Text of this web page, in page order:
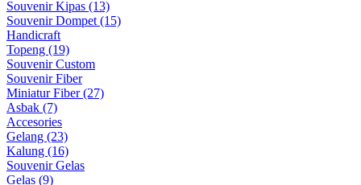
Souvenir Kipas (13)
Souvenir Dompet (15)
Handicraft
Topeng (19)
Souvenir Custom
Souvenir Fiber
Miniatur Fiber (27)
Asbak (7)
Accesories
Gelang (23)
Kalung (16)
Souvenir Gelas
Gelas (9)